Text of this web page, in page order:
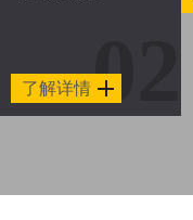
了解详情02